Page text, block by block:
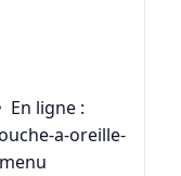
ligne :
a-oreille-